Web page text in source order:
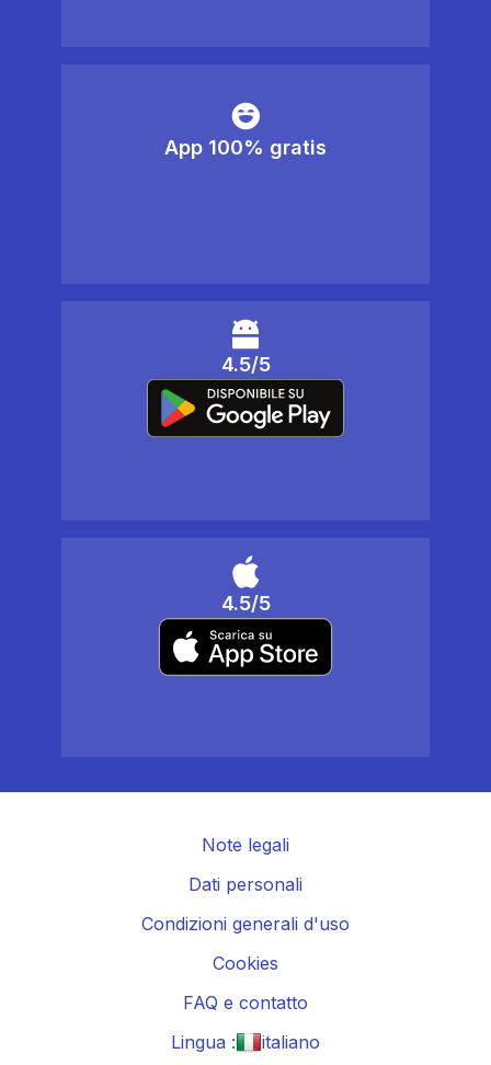
App 100% gratis
4.5/5
4.5/5
Note legali
Dati personali
Condizioni generali d'uso
Cookies
FAQ e contatto
Lingua :
italiano